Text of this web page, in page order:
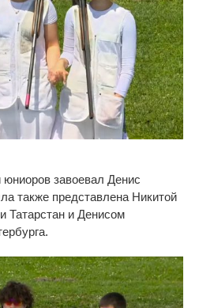
завоевал Денис
также представлена Никитой
Татарстан и Денисом